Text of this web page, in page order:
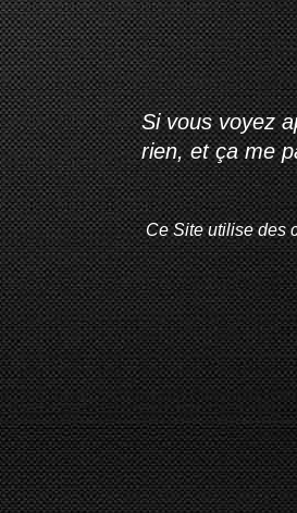
Si vous voyez
rien, et ça me
Ce Site utilise des